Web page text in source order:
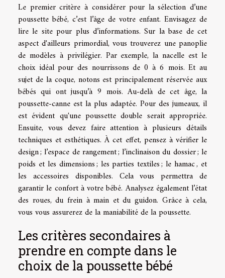
Le premier critère à considérer pour la sélection d’une
poussette bébé, c’est l’âge de votre enfant. Envisagez de
lire le sitepour plus d’informations. Sur la base de cet
aspect d'ailleurs primordial, vous trouverez une panoplie
de modèles à privilégier. Par exemple, la nacelle est le
choix idéal pour des nourrissons de 0 à 6 mois. Et au
sujet de la coque, notons est principalement réservée aux
bébés qui ont jusqu’à 9 mois. Au-delà de cet âge, la
poussette-canne est la plus adaptée. Pour des jumeaux, il
est évident qu'une poussette double serait appropriée.
Ensuite, vous devez faire attention à plusieurs détails
techniques et esthétiques. À cet effet, pensez à vérifier le
design ; l’espace de rangement ; l’inclinaison du dossier ; le
poids et les dimensions ; les parties textiles ; le hamac , et
les accessoires disponibles. Cela vous permettra de
garantir le confort à votre bébé. Analysez également l’état
des roues, du frein à main et du guidon. Grâce à cela,
vous vous assurerez de la maniabilité de la poussette.
Les critères secondaires à
prendre en compte dans le
choix de la poussette bébé